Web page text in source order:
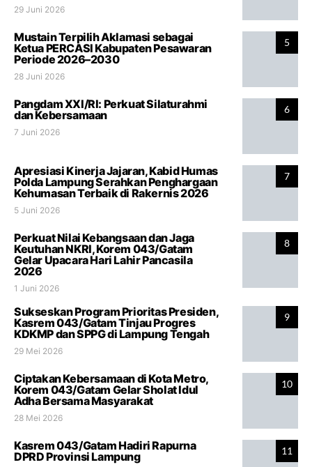
29 Juni 2026
5
Mustain Terpilih Aklamasi sebagai
Ketua PERCASI Kabupaten Pesawaran
Periode 2026–2030
28 Juni 2026
6
Pangdam XXI/RI: Perkuat Silaturahmi
dan Kebersamaan
7 Juni 2026
7
Apresiasi Kinerja Jajaran, Kabid Humas
Polda Lampung Serahkan Penghargaan
Kehumasan Terbaik di Rakernis 2026
5 Juni 2026
8
Perkuat Nilai Kebangsaan dan Jaga
Keutuhan NKRI, Korem 043/Gatam
Gelar Upacara Hari Lahir Pancasila
2026
1 Juni 2026
9
Sukseskan Program Prioritas Presiden,
Kasrem 043/Gatam Tinjau Progres
KDKMP dan SPPG di Lampung Tengah
29 Mei 2026
10
Ciptakan Kebersamaan di Kota Metro,
Korem 043/Gatam Gelar Sholat Idul
Adha Bersama Masyarakat
28 Mei 2026
11
Kasrem 043/Gatam Hadiri Rapurna
DPRD Provinsi Lampung